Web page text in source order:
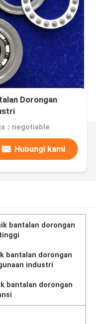
Dorongan
：negotiable
Hubungi kami
bantalan dorongan
bantalan dorongan
industri
bantalan dorongan